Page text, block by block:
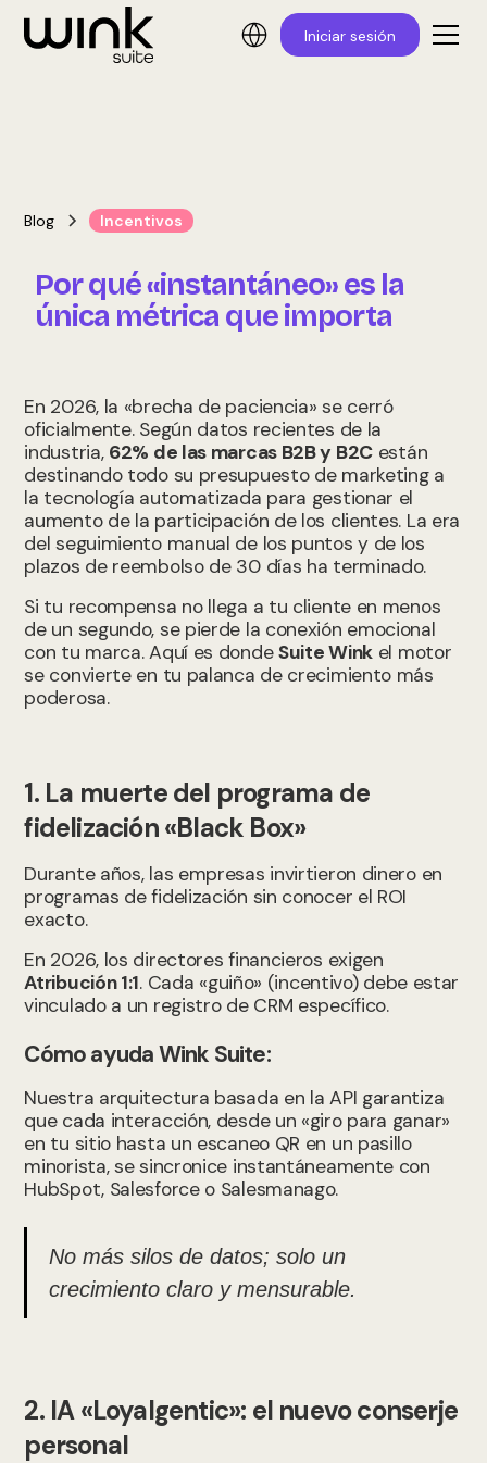
Iniciar sesión
Blog Incentivos
Por qué «instantáneo» es la
única métrica que importa
En 2026, la «brecha de paciencia» se cerró
oficialmente. Según datos recientes de la
industria, 62% de las marcas B2B y B2C están
destinando todo su presupuesto de marketing a
la tecnología automatizada para gestionar el
aumento de la participación de los clientes. La era
del seguimiento manual de los puntos y de los
plazos de reembolso de 30 días ha terminado.
Si tu recompensa no llega a tu cliente en menos
de un segundo, se pierde la conexión emocional
con tu marca. Aquí es dondeSuite Wink el motor
se convierte en tu palanca de crecimiento más
poderosa.
1. La muerte del programa de
fidelización «Black Box»
Durante años, las empresas invirtieron dinero en
programas de fidelización sin conocer el ROI
exacto.
En 2026, los directores financieros exigen
Atribución 1:1. Cada «guiño» (incentivo) debe estar
vinculado a un registro de CRM específico.
Cómo ayuda Wink Suite:
Nuestra arquitectura basada en la API garantiza
que cada interacción, desde un «giro para ganar»
en tu sitio hasta un escaneo QR en un pasillo
minorista, se sincronice instantáneamente con
HubSpot, Salesforce o Salesmanago.
No más silos de datos; solo un
crecimiento claro y mensurable.
2. IA «Loyalgentic»: el nuevo conserje
personal